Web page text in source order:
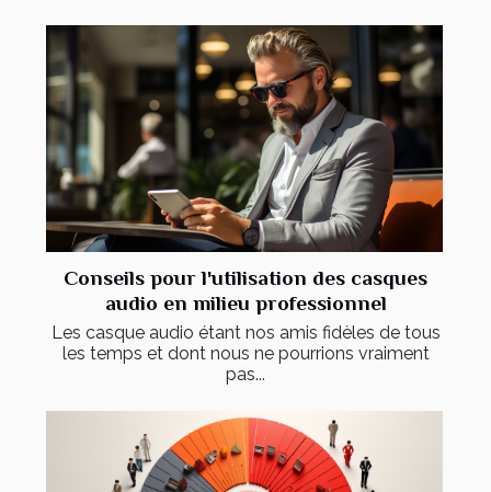
Conseils pour l'utilisation des casques
audio en milieu professionnel
Les casque audio étant nos amis fidèles de tous
les temps et dont nous ne pourrions vraiment
pas...